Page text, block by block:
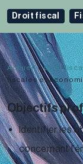
Droit fiscal
Accueil>Droit
fiscales et
Objectifs
Identifier les
concernant